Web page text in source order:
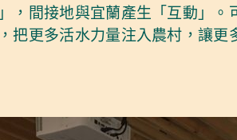
，間接地與宜蘭產生「互動」
把更多活水力量注入農村，讓